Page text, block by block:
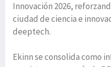
Innovación 2026,
ciudad de ciencia e
deeptech.
Ekinn se consolida como